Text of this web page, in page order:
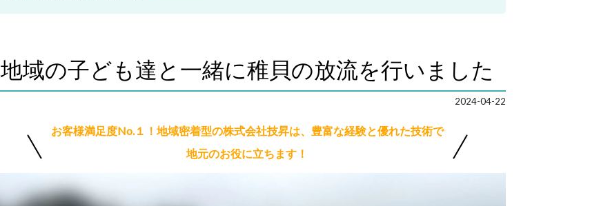
地域の子ども達と一緒に稚貝の放流を行いました
2024-04-22
お客様満足度No.１！地域密着型の株式会社技昇は、豊富な経験と優れた技術で
地元のお役に立ちます！